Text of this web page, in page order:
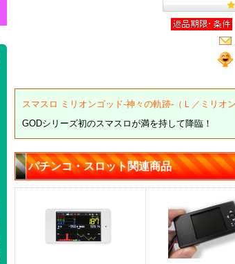
スマスロ ミリオンゴッド-神々の軌跡-（Ｌ／ミリオ
GODシリーズ初のスマスロが満を持して降臨！
パチンコ・スロット関連商品